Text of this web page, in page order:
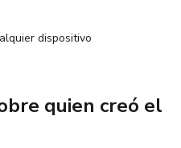
Canvadispositivo
quien creó el